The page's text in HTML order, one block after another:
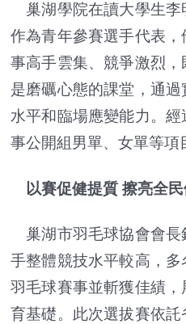
巢湖學院在讀大學生李
作為青年參賽選手代表
事高手雲集、競爭激烈
是磨礪心態的課堂，通
水平和臨場應變能力。
事公開組男單、女單等項
以賽促健提質 擦亮全民
巢湖市羽毛球協會會長
手整體競技水平較高，
羽毛球賽事並斬獲佳績
育基礎。此次選拔賽依